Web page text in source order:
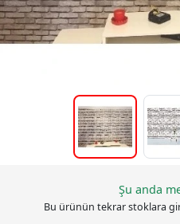
Şu anda
Bu ürünün tekrar stoklara